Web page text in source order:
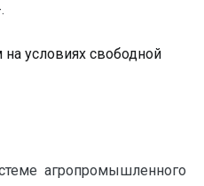
на условиях свободной
агропромышленного